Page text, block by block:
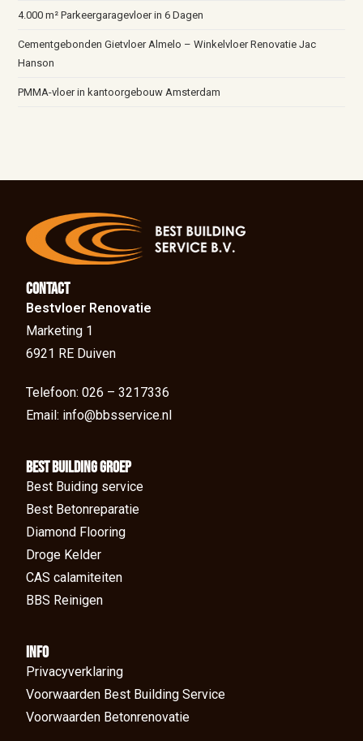
4.000 m² Parkeergaragevloer in 6 Dagen
Cementgebonden Gietvloer Almelo – Winkelvloer Renovatie Jac
Hanson
PMMA-vloer in kantoorgebouw Amsterdam
Contact
Bestvloer Renovatie
Marketing 1
6921 RE Duiven
Telefoon: 026 – 3217336
Email: info@bbsservice.nl
BEst Building groep
Best Buiding service
Best Betonreparatie
Diamond Flooring
Droge Kelder
CAS calamiteiten
BBS Reinigen
Info
Privacyverklaring
Voorwaarden Best Building Service
Voorwaarden Betonrenovatie